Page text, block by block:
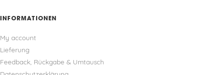
INFORMATIONEN
My account
Lieferung
Feedback, Rückgabe & Umtausch